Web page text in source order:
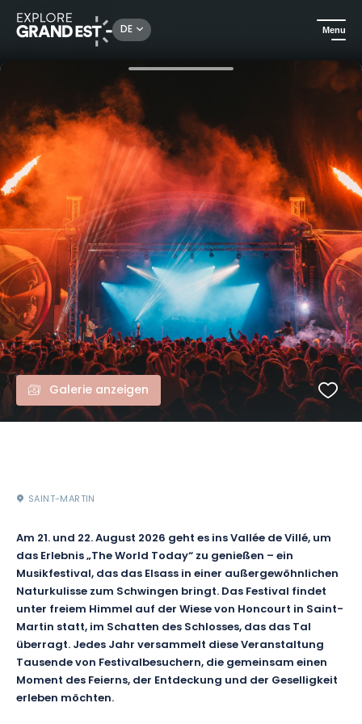
DE Menu
Sehenswertes in der Region Grand Est Festival The World Today
Galerie anzeigen
SAINT-MARTIN
Am 21. und 22. August 2026 geht es ins Vallée de Villé, um
das Erlebnis „The World Today“ zu genießen – ein
Musikfestival, das das Elsass in einer außergewöhnlichen
Naturkulisse zum Schwingen bringt. Das Festival findet
unter freiem Himmel auf der Wiese von Honcourt in Saint-
Martin statt, im Schatten des Schlosses, das das Tal
überragt. Jedes Jahr versammelt diese Veranstaltung
Tausende von Festivalbesuchern, die gemeinsam einen
Moment des Feierns, der Entdeckung und der Geselligkeit
erleben möchten.